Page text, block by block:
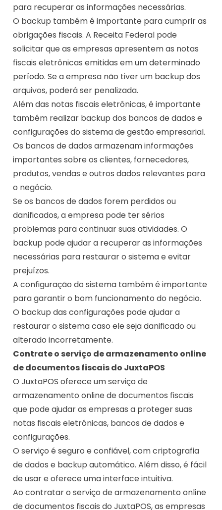
para recuperar as informações necessárias.
O backup também é importante para cumprir as
obrigações fiscais. A Receita Federal pode
solicitar que as empresas apresentem as notas
fiscais eletrônicas emitidas em um determinado
período. Se a empresa não tiver um backup dos
arquivos, poderá ser penalizada.
Além das notas fiscais eletrônicas, é importante
também realizar backup dos bancos de dados e
configurações do sistema de gestão empresarial.
Os bancos de dados armazenam informações
importantes sobre os clientes, fornecedores,
produtos, vendas e outros dados relevantes para
o negócio.
Se os bancos de dados forem perdidos ou
danificados, a empresa pode ter sérios
problemas para continuar suas atividades. O
backup pode ajudar a recuperar as informações
necessárias para restaurar o sistema e evitar
prejuízos.
A configuração do sistema também é importante
para garantir o bom funcionamento do negócio.
O backup das configurações pode ajudar a
restaurar o sistema caso ele seja danificado ou
alterado incorretamente.
Contrate o serviço de armazenamento online
de documentos fiscais do JuxtaPOS
O JuxtaPOS oferece um serviço de
armazenamento online de documentos fiscais
que pode ajudar as empresas a proteger suas
notas fiscais eletrônicas, bancos de dados e
configurações.
O serviço é seguro e confiável, com criptografia
de dados e backup automático. Além disso, é fácil
de usar e oferece uma interface intuitiva.
Ao contratar o serviço de armazenamento online
de documentos fiscais do JuxtaPOS, as empresas